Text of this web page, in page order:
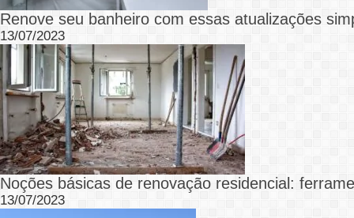
Renove seu banheiro com essas atualizações
13/07/2023
Noções básicas de renovação residencial:
13/07/2023